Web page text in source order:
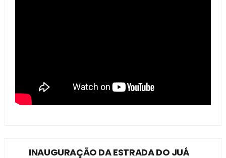
INAUGURAÇÃO DA ESTRADA DO JUÁ